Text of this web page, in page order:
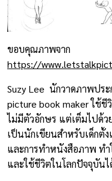
ขอบคุณภาพจาก
https://
Suzy Lee นักวาดภาพปร
picture book maker ใ
ไม่มีตัวอักษร แต่เต็มไปด้ว
เป็นนักเขียนสำหรับเด็กตั้
และการทำหนังสือภาพ ทำ
และใช้ชีวิตในโลกปัจจุบันไ